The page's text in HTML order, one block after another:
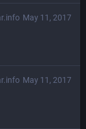
May 11, 2017
May 11, 2017